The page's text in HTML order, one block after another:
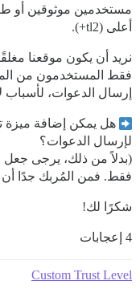
أعلى (tl2+).
نريد أن يكون موقعنا
إرسال الدعوات، لأسباب
هل يمكن إضافة
لإرسال الدعوات؟
فقط. فمن المُربك جدًا
شكرًا لك!
4 إعجابات
Custom Trust Level